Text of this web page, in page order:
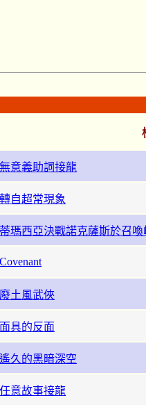
無意義助詞接龍
轉自超常現象
蒂瑪西亞決戰諾克薩斯於召喚
Covenant
廢土風武俠
面具的反面
遙久的黑暗深空
任意故事接龍